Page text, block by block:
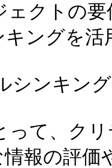
クトの要
ングを活
ンキン
て、ク
報の評